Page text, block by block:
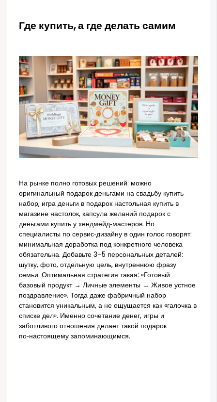
Где купить, а где делать самим
На рынке полно готовых решений: можно
оригинальный подарок деньгами на свадьбу купить
набор, игра деньги в подарок настольная купить в
магазине настолок, капсула желаний подарок с
деньгами купить у хендмейд‑мастеров. Но
специалисты по сервис‑дизайну в один голос говорят:
минимальная доработка под конкретного человека
обязательна. Добавьте 3–5 персональных деталей:
шутку, фото, отдельную цель, внутреннюю фразу
семьи. Оптимальная стратегия такая: «Готовый
базовый продукт → Личные элементы → Живое устное
поздравление». Тогда даже фабричный набор
становится уникальным, а не ощущается как «галочка в
списке дел». Именно сочетание денег, игры и
заботливого отношения делает такой подарок
по‑настоящему запоминающимся.